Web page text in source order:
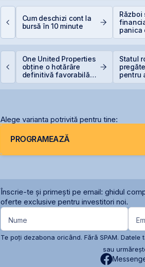
Cum deschizi cont la
bursă în 10 minute
Război
panica
scump
One United Properties
obține o hotărâre
definitivă favorabilă
Statul
pentru
Alege varianta potrivită pentru tine:
PROGRAMEAZĂ
Înscrie-te și primești pe email: ghidul
oferte exclusive pentru investitori noi.
Nume
Te poți dezabona oricând. Fără SPAM. Datele
sau